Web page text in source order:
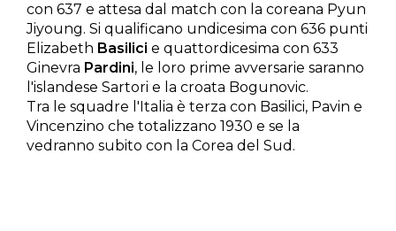
con 637 e attesa dal match con la coreana Pyun
Jiyoung. Si qualificano undicesima con 636 punti
Elizabeth Basilici e quattordicesima con 633
Ginevra Pardini, le loro prime avversarie saranno
l'islandese Sartori e la croata Bogunovic.
Tra le squadre l'Italia è terza con Basilici, Pavin e
Vincenzino che totalizzano 1930 e se la
vedranno subito con la Corea del Sud.